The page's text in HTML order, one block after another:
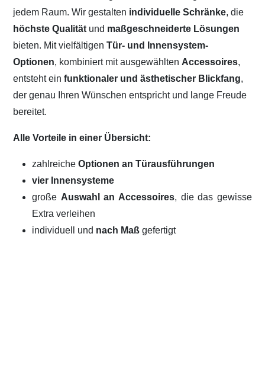
jedem Raum. Wir gestalten individuelle Schränke, die
höchste Qualität und maßgeschneiderte Lösungen
bieten. Mit vielfältigenTür- und Innensystem-
Optionen, kombiniert mit ausgewählten Accessoires,
entsteht einfunktionaler und ästhetischer Blickfang,
der genau Ihren Wünschen entspricht und lange Freude
bereitet.
Alle Vorteile in einer Übersicht:
zahlreicheOptionen an Türausführungen
vier Innensysteme
große Auswahl an Accessoires, die das gewisse
Extra verleihen
individuell und nach Maßgefertigt